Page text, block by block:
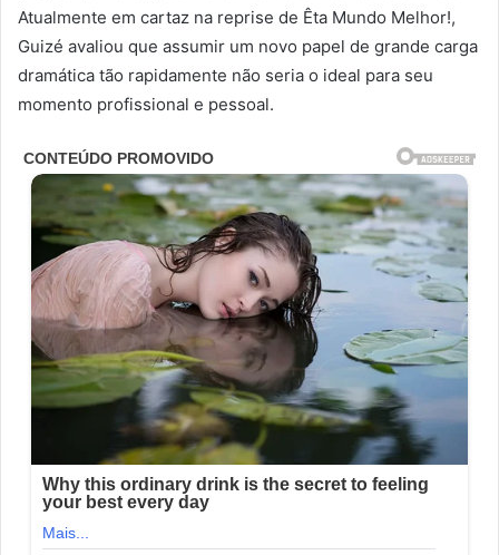
Atualmente em cartaz na reprise de Êta Mundo Melhor!,
Guizé avaliou que assumir um novo papel de grande carga
dramática tão rapidamente não seria o ideal para seu
momento profissional e pessoal.